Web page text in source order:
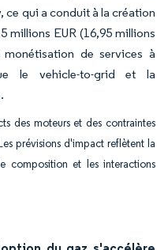
ce qui a conduit à la création
millions EUR (16,95 millions
de services à
le vehicle-to-grid et la
des moteurs et des contraintes
prévisions d'impact reflètent la
composition et les interactions